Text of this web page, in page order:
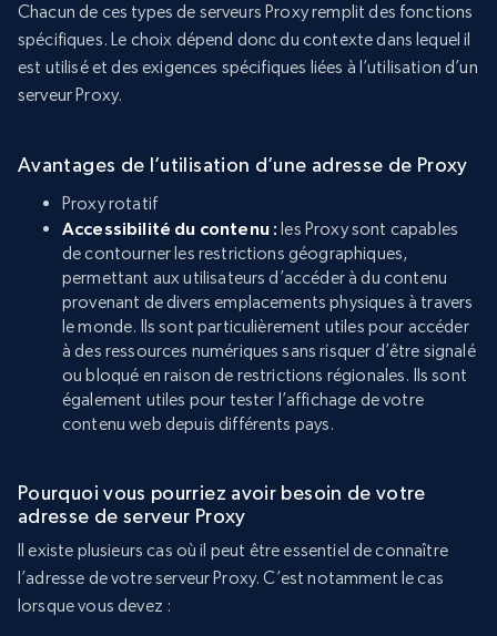
Chacun de ces types de serveurs Proxy remplit des fonctions
spécifiques. Le choix dépend donc du contexte dans lequel il
est utilisé et des exigences spécifiques liées à l’utilisation d’un
serveur Proxy.
Avantages de l’utilisation d’une adresse de Proxy
Proxy rotatif
Accessibilité du contenu : les Proxy sont capables
de contourner les restrictions géographiques,
permettant aux utilisateurs d’accéder à du contenu
provenant de divers emplacements physiques à travers
le monde. Ils sont particulièrement utiles pour accéder
à des ressources numériques sans risquer d’être signalé
ou bloqué en raison de restrictions régionales. Ils sont
également utiles pour tester l’affichage de votre
contenu web depuis différents pays.
Pourquoi vous pourriez avoir besoin de votre
adresse de serveur Proxy
Il existe plusieurs cas où il peut être essentiel de connaître
l’adresse de votre serveur Proxy. C’est notamment le cas
lorsque vous devez :